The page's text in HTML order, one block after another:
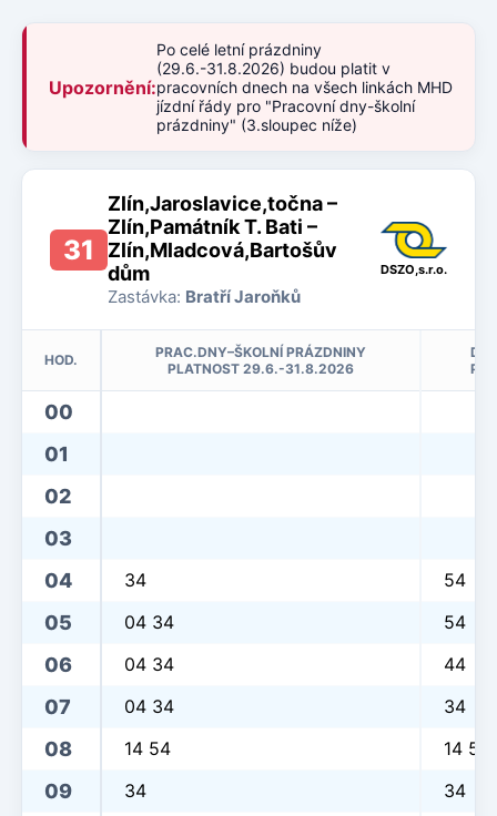
Upozornění:
Po celé letní prázdniny
(29.6.-31.8.2026) budou platit v
pracovních dnech na všech linkách MHD
jízdní řády pro "Pracovní dny-školní
prázdniny" (3.sloupec níže)
31
Zlín,Jaroslavice,točna –
Zlín,Památník T. Bati –
Zlín,Mladcová,Bartošův
dům
Zastávka: Bratří Jaroňků
DSZO,s.r.o.
HOD.
PRAC.DNY–ŠKOLNÍ PRÁZDNINY
PLATNOST 29.6.-31.8.2026
00
01
02
03
04
34 54
05 04 34 54
06 04 34 44
07 04 34 34
08 14 54 14 54
09 34 34